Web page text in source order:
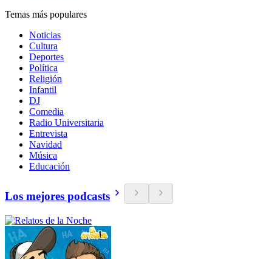
Temas más populares
Noticias
Cultura
Deportes
Política
Religión
Infantil
DJ
Comedia
Radio Universitaria
Entrevista
Navidad
Música
Educación
Los mejores podcasts